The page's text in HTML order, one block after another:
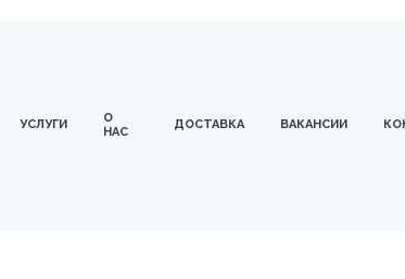
УСЛУГИ
О
НАС
ДОСТАВКА ВАКАНСИИ